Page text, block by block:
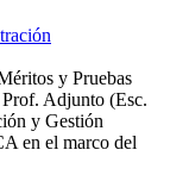
y Pruebas
Adjunto (Esc.
y Gestión
en el marco del